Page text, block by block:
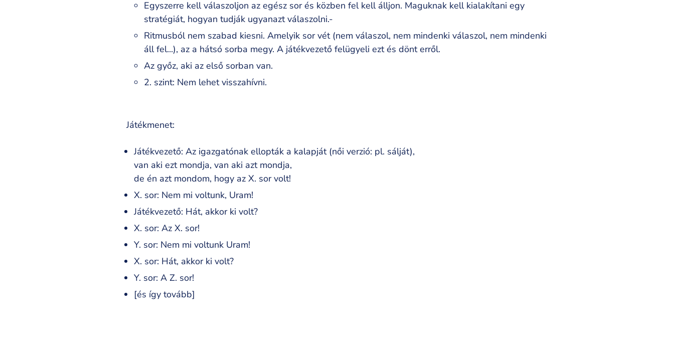
Egyszerre kell válaszoljon az egész sor és közben fel kell álljon. Maguknak kell kialakítani egy
stratégiát, hogyan tudják ugyanazt válaszolni.-
Ritmusból nem szabad kiesni. Amelyik sor vét (nem válaszol, nem mindenki válaszol, nem mindenki
áll fel...), az a hátsó sorba megy. A játékvezető felügyeli ezt és dönt erről.
Az győz, aki az első sorban van.
2. szint: Nem lehet visszahívni.
Játékmenet:
Játékvezető: Az igazgatónak ellopták a kalapját (női verzió: pl. sálját),
van aki ezt mondja, van aki azt mondja,
de én azt mondom, hogy az X. sor volt!
X. sor: Nem mi voltunk, Uram!
Játékvezető: Hát, akkor ki volt?
X. sor: Az X. sor!
Y. sor: Nem mi voltunk Uram!
X. sor: Hát, akkor ki volt?
Y. sor: A Z. sor!
[és így tovább]